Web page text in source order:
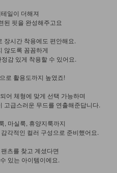
일이 더해져
된 핏을 완성해주고요
장시간 착용에도 편안해요.
않도록 꼼꼼하게
감 있게 착용할 수 있어요.
로 활용도까지 높였죠!
어 체형에 맞게 선택 가능하며
고급스러운 무드를 연출해준답니다.
, 마실룩, 휴양지룩까지
각적인 컬러 구성으로 준비했어요.
츠를 찾고 계셨다면
있는 아이템이에요.